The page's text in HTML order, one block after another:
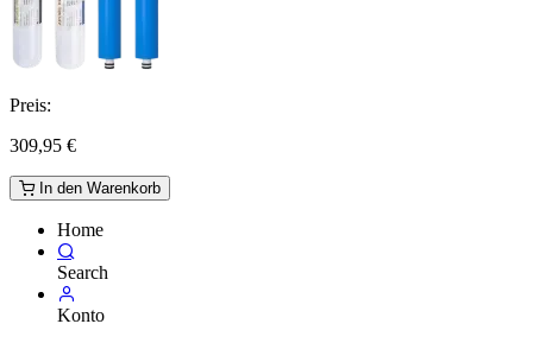
Preis:
309,95 €
In den Warenkorb
Home
Search
Konto